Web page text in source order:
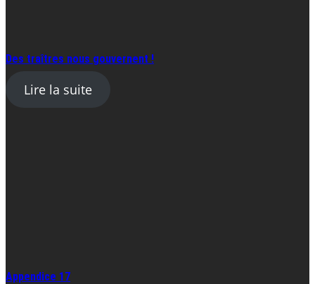
Des traîtres nous gouvernent !
Lire la suite
Appendice 17